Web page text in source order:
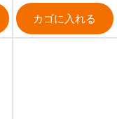
カゴに入れる